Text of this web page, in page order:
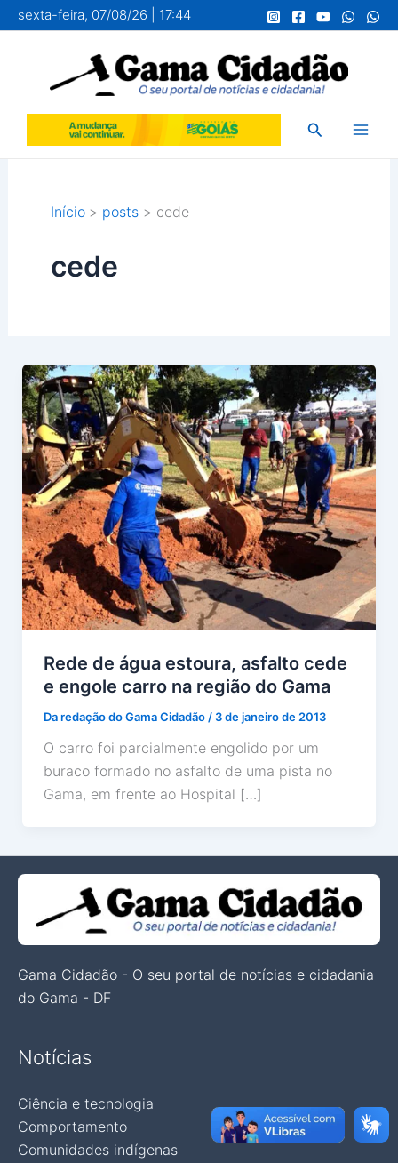
para
conteúdo
sexta-feira, 07/08/26 | 17:44
Pesquisar
Início posts cede
cede
Rede de água estoura, asfalto cede
e engole carro na região do Gama
Da redação do Gama Cidadão / 3 de janeiro de 2013
O carro foi parcialmente engolido por um
buraco formado no asfalto de uma pista no
Gama, em frente ao Hospital […]
Gama Cidadão - O seu portal de notícias e cidadania
do Gama - DF
Notícias
Ciência e tecnologia
Comportamento
Comunidades indígenas